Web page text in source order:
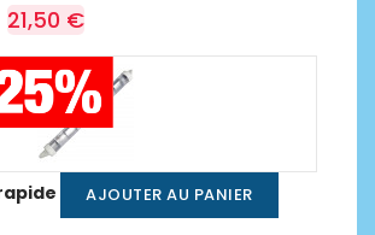
21,50 €
AJOUTER AU PANIER